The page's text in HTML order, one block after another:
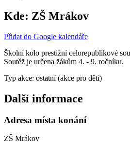
Kde: ZŠ Mrákov
Přidat do Google kalendáře
Školní kolo prestižní celorepublikové
Soutěž je určena žákům 4. - 9. ročníku.
Typ akce: ostatní (akce pro děti)
Další informace
Adresa místa konání
ZŠ Mrákov